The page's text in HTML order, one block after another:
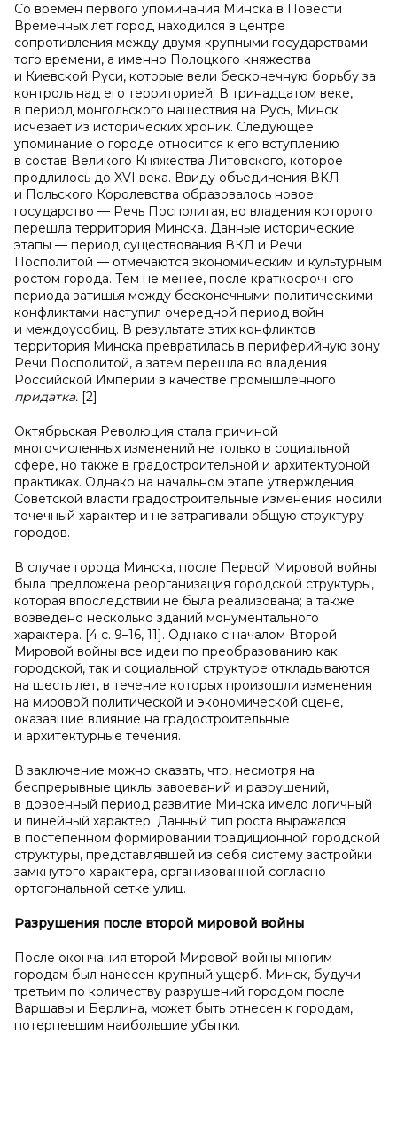
Со времен первого упоминания Минска в Повести
Временных лет город находился в центре
сопротивления между двумя крупными государствами
того времени, а именно Полоцкого княжества
и Киевской Руси, которые вели бесконечную борьбу за
контроль над его территорией. В тринадцатом веке,
в период монгольского нашествия на Русь, Минск
исчезает из исторических хроник. Следующее
упоминание о городе относится к его вступлению
в состав Великого Княжества Литовского, которое
продлилось до XVI века. Ввиду объединения ВКЛ
и Польского Королевства образовалось новое
государство — Речь Посполитая, во владения которого
перешла территория Минска. Данные исторические
этапы — период существования ВКЛ и Речи
Посполитой — отмечаются экономическим и культурным
ростом города. Тем не менее, после краткосрочного
периода затишья между бесконечными политическими
конфликтами наступил очередной период войн
и междоусобиц. В результате этих конфликтов
территория Минска превратилась в периферийную зону
Речи Посполитой, а затем перешла во владения
Российской Империи в качестве промышленного
придатка. [2]
Октябрьская Революция стала причиной
многочисленных изменений не только в социальной
сфере, но также в градостроительной и архитектурной
практиках. Однако на начальном этапе утверждения
Советской власти градостроительные изменения носили
точечный характер и не затрагивали общую структуру
городов.
В случае города Минска, после Первой Мировой войны
была предложена реорганизация городской структуры,
которая впоследствии не была реализована; а также
возведено несколько зданий монументального
характера. [4 с. 9–16, 11]. Однако с началом Второй
Мировой войны все идеи по преобразованию как
городской, так и социальной структуре откладываются
на шесть лет, в течение которых произошли изменения
на мировой политической и экономической сцене,
оказавшие влияние на градостроительные
и архитектурные течения.
В заключение можно сказать, что, несмотря на
беспрерывные циклы завоеваний и разрушений,
в довоенный период развитие Минска имело логичный
и линейный характер. Данный тип роста выражался
в постепенном формировании традиционной городской
структуры, представлявшей из себя систему застройки
замкнутого характера, организованной согласно
ортогональной сетке улиц.
Разрушения после второй мировой войны
После окончания второй Мировой войны многим
городам был нанесен крупный ущерб. Минск, будучи
третьим по количеству разрушений городом после
Варшавы и Берлина, может быть отнесен к городам,
потерпевшим наибольшие убытки.